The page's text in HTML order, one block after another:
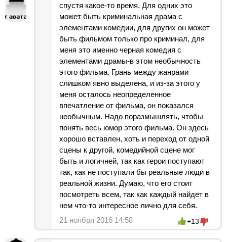
спустя какое-то время. Для одних это
может быть криминальная драма с
элементами комедии, для других он может
быть фильмом только про криминал, для
меня это именно черная комедия с
элементами драмы-в этом необычность
этого фильма. Грань между жанрами
слишком явно выделена, и из-за этого у
меня осталось неопределенное
впечатление от фильма, он показался
необычным. Надо поразмышлять, чтобы
понять весь юмор этого фильма. Он здесь
хорошо вставлен, хоть и переход от одной
сцены к другой, комедийной сцене мог
быть и логичней, так как герои поступают
так, как не поступали бы реальные люди в
реальной жизни. Думаю, что его стоит
посмотреть всем, так как каждый найдет в
нем что-то интересное лично для себя.
21 ноября 2016 14:58
+13